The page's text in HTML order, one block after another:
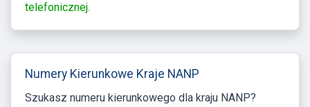
telefonicznej.
Numery Kierunkowe Kraje NANP
Szukasz numeru kierunkowego dla kraju NANP?